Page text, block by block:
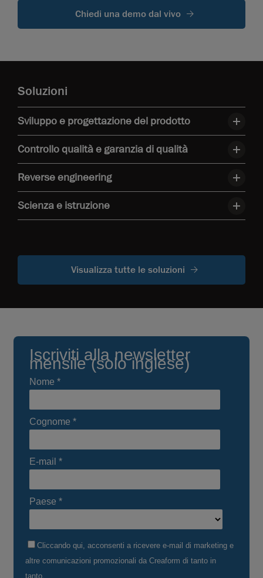
Chiedi una demo dal vivo
Soluzioni
Sviluppo e progettazione del prodotto
Controllo qualità e garanzia di qualità
Reverse engineering
Scienza e istruzione
Visualizza tutte le soluzioni